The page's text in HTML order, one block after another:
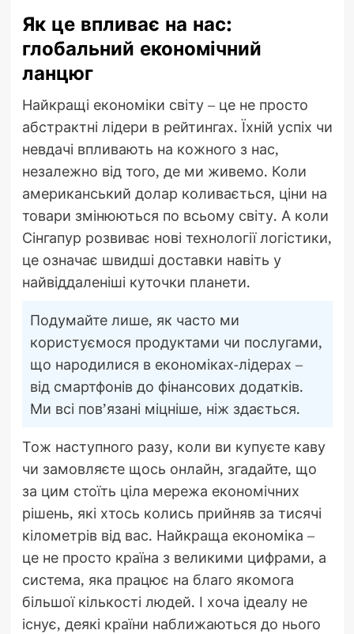
Як це впливає на нас:
глобальний економічний
ланцюг
Найкращі економіки світу – це не просто
абстрактні лідери в рейтингах. Їхній успіх чи
невдачі впливають на кожного з нас,
незалежно від того, де ми живемо. Коли
американський долар коливається, ціни на
товари змінюються по всьому світу. А коли
Сінгапур розвиває нові технології логістики,
це означає швидші доставки навіть у
найвіддаленіші куточки планети.
Подумайте лише, як часто ми
користуємося продуктами чи послугами,
що народилися в економіках-лідерах –
від смартфонів до фінансових додатків.
Ми всі пов’язані міцніше, ніж здається.
Тож наступного разу, коли ви купуєте каву
чи замовляєте щось онлайн, згадайте, що
за цим стоїть ціла мережа економічних
рішень, які хтось колись прийняв за тисячі
кілометрів від вас. Найкраща економіка –
це не просто країна з великими цифрами, а
система, яка працює на благо якомога
більшої кількості людей. І хоча ідеалу не
існує, деякі країни наближаються до нього